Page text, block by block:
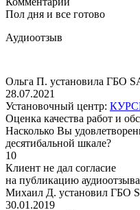
Пол дня и все готово
Аудиоотзыв
Ольга П. установила ГБО
28.07.2021
Установочный центр:
Оценка качества работ и
Насколько Вы
десятибальной шкале?
10
Клиент не дал согласие
на публикацию
Михаил Д. установил ГБО
30.01.2019